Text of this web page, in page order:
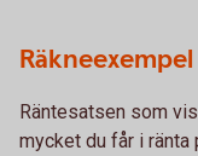
Räntesatsen som
mycket du får i ränta